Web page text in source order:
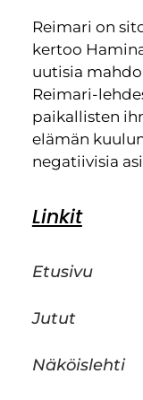
Reimari on
kertoo
uutisia
Reimari-
paikallisten
elämän
negatiivisia
Linkit
Etusivu
Jutut
Näköislehti